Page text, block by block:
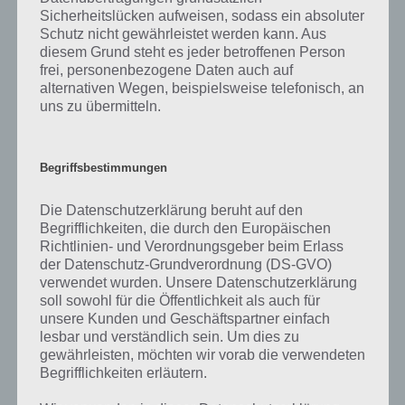
Brain Out ist nicht wie jede andere Spiele App, denn hier musst du
gezielt um die Ecke denken und alles auf die Goldwaage legen, um
die Level erfolgreich abzuschließen. Hier musst du Gegenstände
verschieben, die richtige Lösung antippen, das Ergebnis eintragen,
dein Gerät schütteln oder neigen oder auch mehrere Gesten
gleichzeitig machen.
nehmen wollen.
Mit über 1 Million Downloads gehört Brain Out aber zu den
erfolgreicheren. Nervig ist hier jedoch die Werbung, sodass du hier
mit unserer Lösung auch ohne diese schauen zu müssen
weiterkommst.
[index]
Sollte die dargestellte Lösung nicht mehr stimmen, kannst du dich
gerne in den Kommentaren melden!
Sicherheitslücken aufweisen, sodass ein absoluter
Schutz nicht gewährleistet werden kann. Aus
diesem Grund steht es jeder betroffenen Person
frei, personenbezogene Daten auch auf
alternativen Wegen, beispielsweise telefonisch, an
uns zu übermitteln.
Begriffsbestimmungen
Die Datenschutzerklärung beruht auf den
Begrifflichkeiten, die durch den Europäischen
Richtlinien- und Verordnungsgeber beim Erlass
der Datenschutz-Grundverordnung (DS-GVO)
verwendet wurden. Unsere Datenschutzerklärung
soll sowohl für die Öffentlichkeit als auch für
unsere Kunden und Geschäftspartner einfach
lesbar und verständlich sein. Um dies zu
gewährleisten, möchten wir vorab die verwendeten
Begrifflichkeiten erläutern.